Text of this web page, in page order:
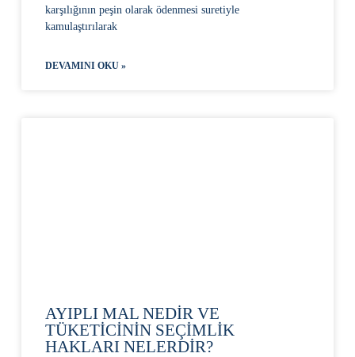
karşılığının peşin olarak ödenmesi suretiyle
kamulaştırılarak
DEVAMINI OKU »
AYIPLI MAL NEDİR VE
TÜKETİCİNİN SEÇİMLİK
HAKLARI NELERDİR?